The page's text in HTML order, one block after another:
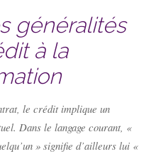
généralités
à la
le crédit implique un
Dans le langage courant, «
» signifie d’ailleurs lui «